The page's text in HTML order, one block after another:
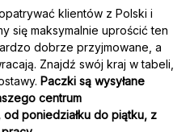
klientów z Polski i
się maksymalnie uprościć ten
dobrze przyjmowane, a
Znajdź swój kraj w tabeli,
Paczki są wysyłane
centrum
poniedziałku do piątku, z